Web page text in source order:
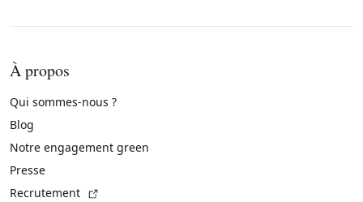
À propos
Qui sommes-nous ?
Blog
Notre engagement green
Presse
Recrutement